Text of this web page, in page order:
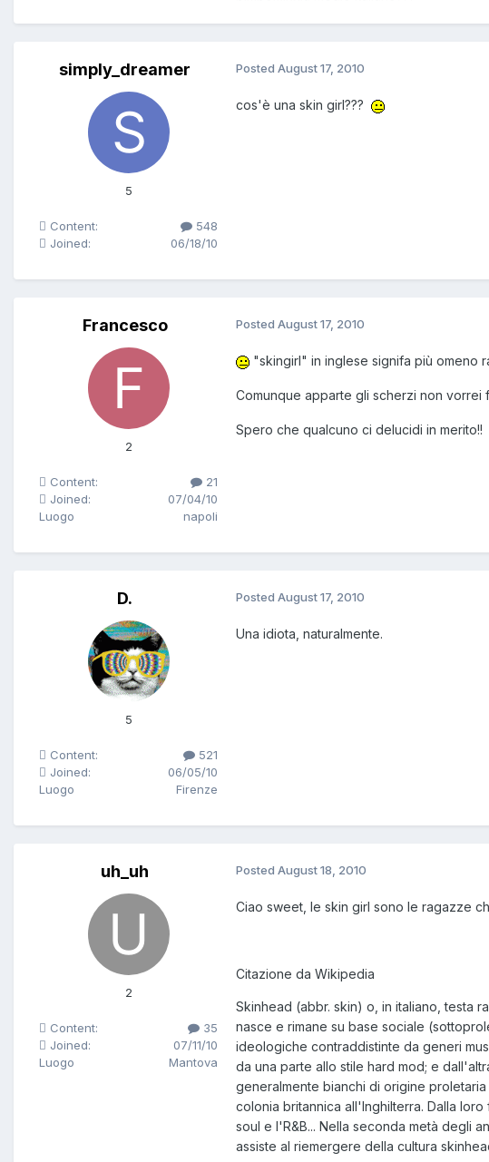
simply_dreamer
5
Content:
548
Joined:
06/18/10
Posted August 17, 2010
cos'è una skin girl???
Francesco
2
Content:
21
Joined:
07/04/10
Luogo
napoli
Posted August 17, 2010
"skingirl" in inglese signifa più omeno
Comunque apparte gli scherzi non vorrei
Spero che qualcuno ci delucidi in merito!!
D.
5
Content:
521
Joined:
06/05/10
Luogo
Firenze
Posted August 17, 2010
Una idiota, naturalmente.
uh_uh
2
Content:
35
Joined:
07/11/10
Luogo
Mantova
Posted August 18, 2010
Ciao sweet, le skin girl sono le ragazze
Citazione da Wikipedia
Skinhead (abbr. skin) o, in italiano, testa
nasce e rimane su base sociale
ideologiche contraddistinte da generi
da una parte allo stile hard mod; e
generalmente bianchi di origine
colonia britannica all'Inghilterra. Dalla
soul e l'R&B... Nella seconda metà degli
assiste al riemergere della cultura